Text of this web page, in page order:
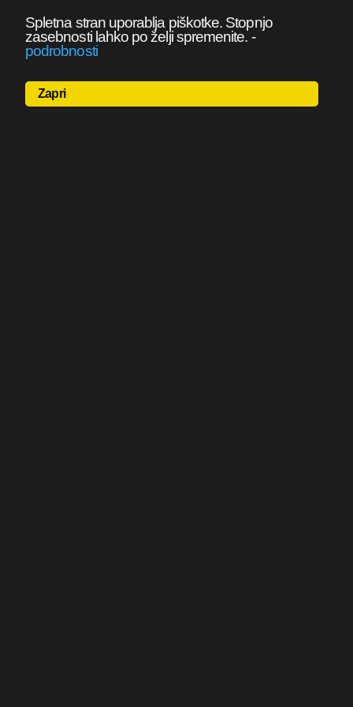
Spletna stran uporablja piškotke. Stopnjo
zasebnosti lahko po želji spremenite. -
podrobnosti
Zapri